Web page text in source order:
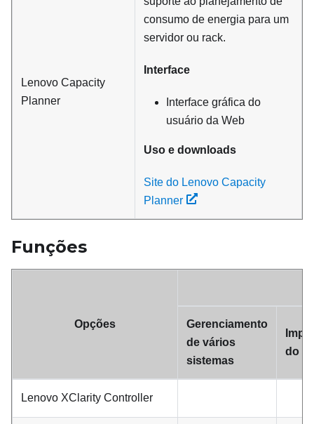
Lenovo Capacity
Planner
consumo de energia para um
servidor ou rack.
Interface
Interface gráfica do
usuário da Web
Uso e downloads
Site do Lenovo Capacity
Planner
Funções
Opções
Gerenciamento
de vários
sistemas
do
Lenovo XClarity Controller